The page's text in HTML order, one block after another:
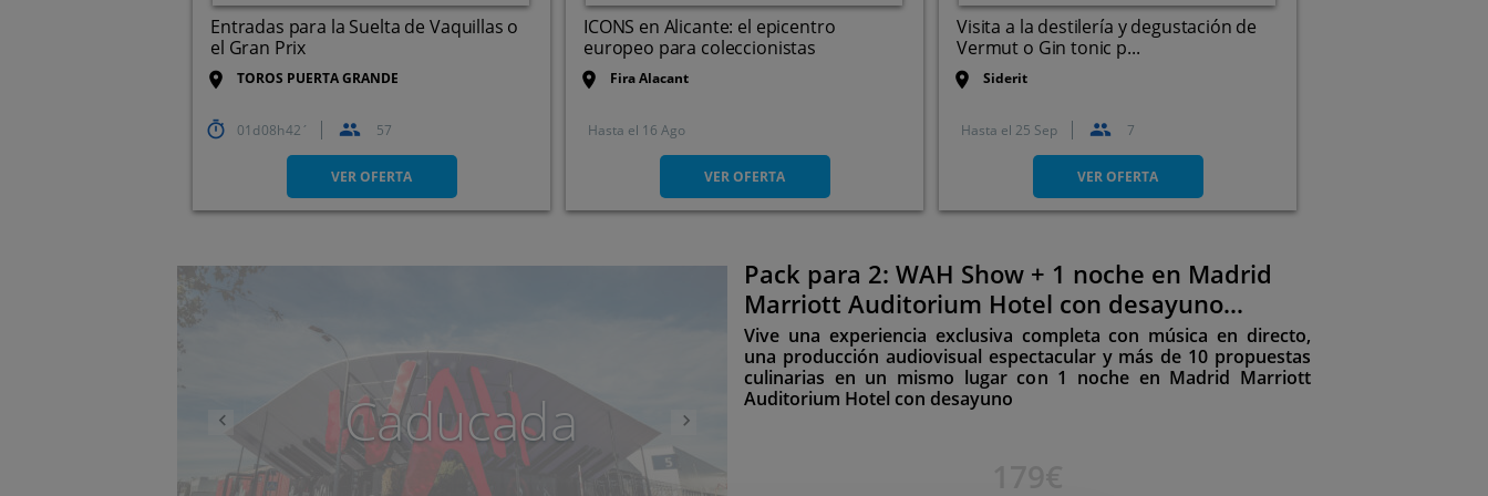
Entradas para la Suelta de Vaquillas o
el Gran Prix
TOROS PUERTA GRANDE
Pisueña. Selaya. Cantabria
01 08 42 57
VER OFERTA
ICONS en Alicante: el epicentro
europeo para coleccionistas
Fira Alacant
Carretera N-340, Km 731,
3320. Elche/elx. Alicante
Hasta el 16 Ago
VER OFERTA
Visita a la destilería y degustación de
Vermut o Gin tonic p...
Siderit
Barrio Los Riegos Nº5. Arce,
39478. Piélagos. Cantabria
Hasta el 25 Sep 7
VER OFERTA
Caducada
Anterior SiguientePack para 2: WAH Show + 1 noche en Madrid
Marriott Auditorium Hotel con desayuno
incluido
Vive una experiencia exclusiva completa con música en directo,
una producción audiovisual espectacular y más de 10 propuestas
culinarias en un mismo lugar con 1 noche en Madrid Marriott
Auditorium Hotel con desayuno